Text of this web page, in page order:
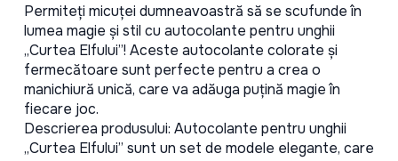
Permiteți micuței dumneavoastră să se scufunde în
lumea magie și stil cu autocolante pentru unghii
„Curtea Elfului”! Aceste autocolante colorate și
fermecătoare sunt perfecte pentru a crea o
manichiură unică, care va adăuga puțină magie în
fiecare joc.
Descrierea produsului: Autocolante pentru unghii
„Curtea Elfului” sunt un set de modele elegante, care